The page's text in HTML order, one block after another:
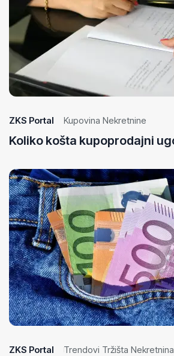
ZKS Portal Kupovina Nekretnine
ZKS Portal Trendovi Tržišta Nekretnina